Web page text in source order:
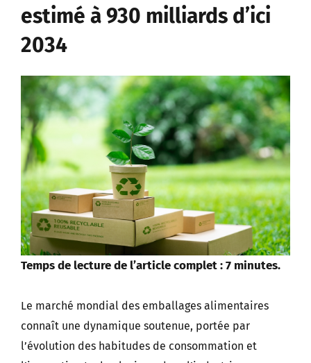
estimé à 930 milliards d’ici
2034
Temps de lecture de l’article complet : 7 minutes.
Le marché mondial des emballages alimentaires
connaît une dynamique soutenue, portée par
l’évolution des habitudes de consommation et